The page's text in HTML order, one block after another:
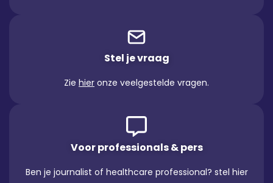
Stel je vraag
Zie hier onze veelgestelde vragen.
Voor professionals & pers
Ben je journalist of healthcare professional? stel hier